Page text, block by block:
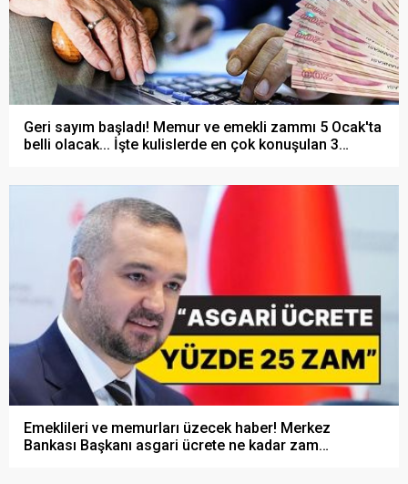
Geri sayım başladı! Memur ve emekli zammı 5 Ocak'ta
belli olacak... İşte kulislerde en çok konuşulan 3
Emeklileri ve memurları üzecek haber! Merkez
Bankası Başkanı asgari ücrete ne kadar zam